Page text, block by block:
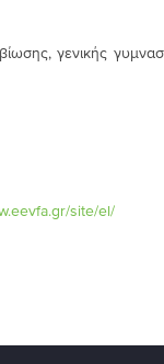
γενικής
site/el/